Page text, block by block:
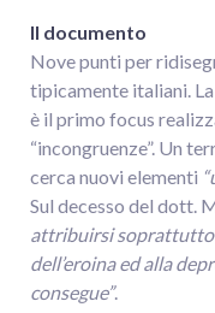
Il documento
Nove punti per
tipicamente italiani.
è il primo focus
“incongruenze”. Un
cerca nuovi elementi
Sul decesso del dott.
attribuirsi soprattutto
dell’eroina ed alla
consegue”.